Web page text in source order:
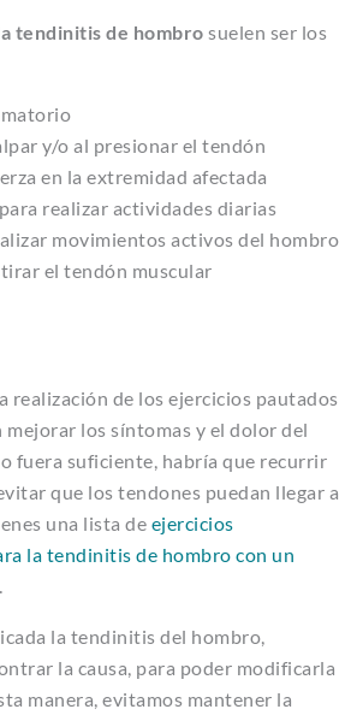
tendinitis de hombro suelen ser los
y/o al presionar el tendón
en la extremidad afectada
realizar actividades diarias
movimientos activos del hombro
el tendón muscular
realización de los ejercicios pautados
mejorar los síntomas y el dolor del
fuera suficiente, habría que recurrir
que los tendones puedan llegar a
una lista de ejercicios
la tendinitis de hombro con un
.
la tendinitis del hombro,
la causa, para poder modificarla
manera, evitamos mantener la